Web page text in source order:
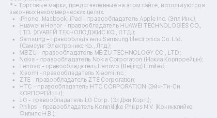
Ремонт 3d-принтеров
Ремонт прицелов ночного видения
Ремонт винных шкафов
Ремонт выпрямителей
Ремонт сушилок для рук
Ремонт дальномеров
Ремонт снегоуборщиков
* - Торговые марки, представленные на этом сайте, используются в
законных некоммерческих целях.
iPhone, Macbook, iPad - правообладатель Apple Inc. (Эпл Инк.);
Huawei и Honor - правообладатель HUAWEI TECHNOLOGIES CO.,
LTD. (ХУАВЕЙ ТЕКНОЛОДЖИС КО., ЛТД.);
Samsung – правообладатель Samsung Electronics Co. Ltd.
(Самсунг Электроникс Ко., Лтд.);
MEIZU - правообладатель MEIZU TECHNOLOGY CO., LTD.;
Nokia - правообладатель Nokia Corporation (Нокиа Корпорейшн);
Lenovo - правообладатель Lenovo (Beijing) Limited;
Xiaomi - правообладатель Xiaomi Inc.;
ZTE - правообладатель ZTE Corporation;
HTC - правообладатель HTC CORPORATION (Эйч-Ти-Си
КОРПОРЕЙШН);
LG - правообладатель LG Corp. (ЭлДжи Корп.);
Philips - правообладатель Koninklijke Philips N.V. (Конинклийке
Филипс Н.В.);